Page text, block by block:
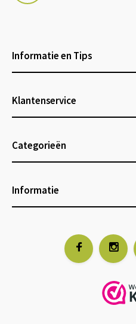
Informatie en Tips
Klantenservice
Categorieën
Informatie